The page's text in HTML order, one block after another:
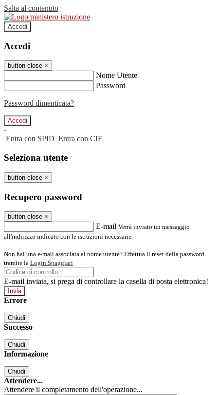
Salta al contenuto
Accedi
Accedi
button close ×
Nome Utente
Password
Password dimenticata?
-
Entra con SPID Entra con CIE
Seleziona utente
button close ×
Recupero password
button close ×
E-mail Verrà inviato un messaggio
all'indirizzo indicato con le istruzioni necessarie.
Non hai una e-mail associata al nome utente? Effettua il reset della password
tramite la Login Spaggiari
E-mail inviata, si prega di controllare la casella di posta elettronica!
Errore
Chiudi
Successo
Chiudi
Informazione
Chiudi
Attendere...
Attendere il completamento dell'operazione...